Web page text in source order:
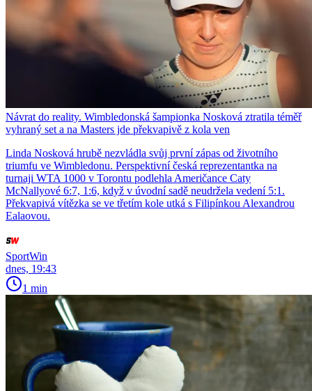
Návrat do reality. Wimbledonská šampionka Nosková ztratila téměř
vyhraný set a na Masters jde překvapivě z kola ven
Linda Nosková hrubě nezvládla svůj první zápas od životního
triumfu ve Wimbledonu. Perspektivní česká reprezentantka na
turnaji WTA 1000 v Torontu podlehla Američance Caty
McNallyové 6:7, 1:6, když v úvodní sadě neudržela vedení 5:1.
Překvapivá vítězka se ve třetím kole utká s Filipínkou Alexandrou
Ealaovou.
SportWin
dnes, 19:43
1 min